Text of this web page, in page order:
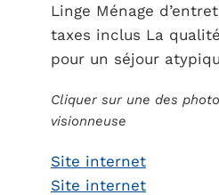
Linge Ménage
taxes inclus La
pour un séjour
Cliquer sur une des
visionneuse
Site internet
Site internet